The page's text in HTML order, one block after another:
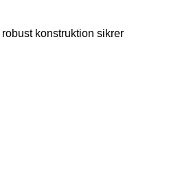
konstruktion sikrer